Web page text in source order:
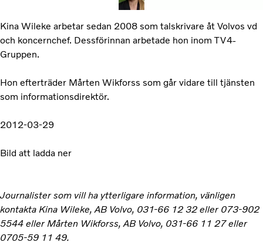
Kina Wileke arbetar sedan 2008 som talskrivare åt Volvos vd
och koncernchef. Dessförinnan arbetade hon inom TV4-
Gruppen.
Hon efterträder Mårten Wikforss som går vidare till tjänsten
som informationsdirektör.
2012-03-29
Bild att ladda ner
Journalister som vill ha ytterligare information, vänligen
kontakta Kina Wileke, AB Volvo, 031-66 12 32 eller 073-902
5544 eller Mårten Wikforss, AB Volvo, 031-66 11 27 eller
0705-59 11 49.